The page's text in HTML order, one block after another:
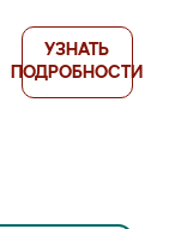
УЗНАТЬ
ПОДРОБНОСТИ